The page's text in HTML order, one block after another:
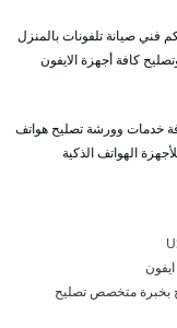
فني صيانة تلفونات بالمنزل
كافة أجهزة الايفون
خدمات وورشة تصليح هواتف
الهواتف الذكية
بخبرة متخصص تصليح